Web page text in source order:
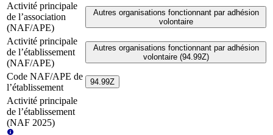
Activité principale
de l’association
(NAF/APE)
Autres organisations fonctionnant par adhésion
volontaire
Activité principale
de l’établissement
(NAF/APE)
Autres organisations fonctionnant par adhésion
volontaire (94.99Z)
Code NAF/APE de
l’établissement
94.99Z
Activité principale
de l’établissement
(NAF 2025)